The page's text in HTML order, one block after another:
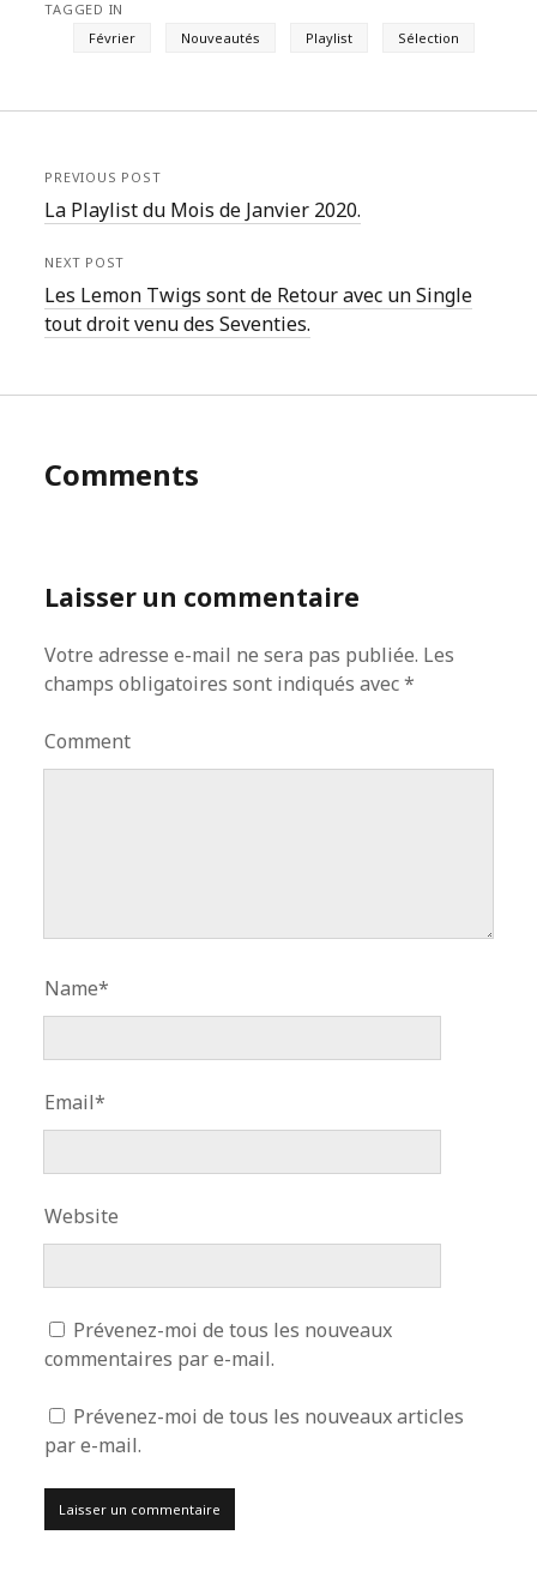
TAGGED IN
Février
Nouveautés Playlist Sélection
PREVIOUS POST
La Playlist du Mois de Janvier 2020.
NEXT POST
Les Lemon Twigs sont de Retour avec un Single
tout droit venu des Seventies.
Comments
Laisser un commentaire
Votre adresse e-mail ne sera pas publiée. Les
champs obligatoires sont indiqués avec*
Comment
Name*
Email*
Website
Prévenez-moi de tous les nouveaux
commentaires par e-mail.
Prévenez-moi de tous les nouveaux articles
par e-mail.